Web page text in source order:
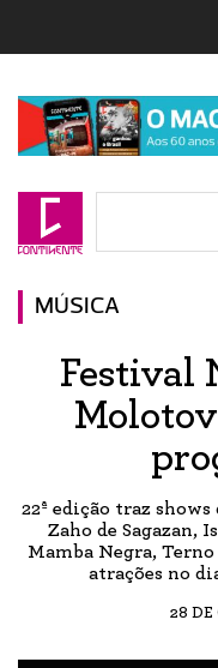
MÚSICA
Festival
22ª edição traz
Zaho de Sagazan,
Mamba Negra,
atrações no
28 DE